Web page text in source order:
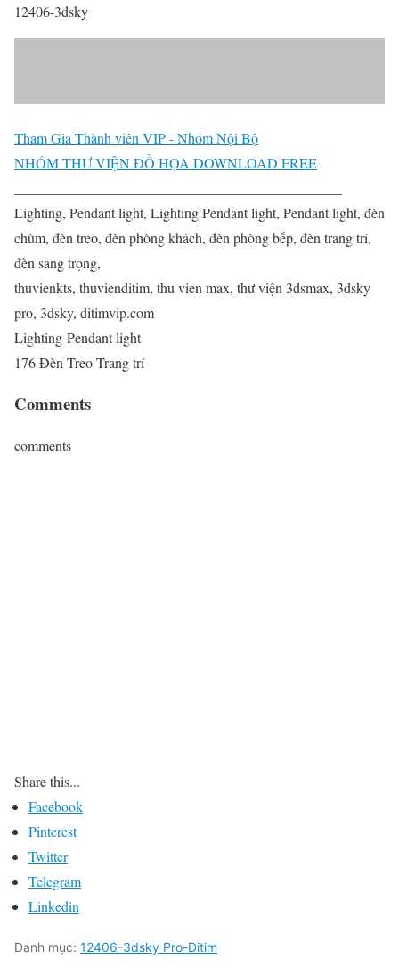
12406-3dsky
Tham Gia Thành viên VIP - Nhóm Nội Bộ
NHÓM THƯ VIỆN ĐỒ HỌA DOWNLOAD FREE
Lighting, Pendant light, Lighting Pendant light, Pendant light, đèn
chùm, đèn treo, đèn phòng khách, đèn phòng bếp, đèn trang trí,
đèn sang trọng,
thuvienkts, thuvienditim, thu vien max, thư viện 3dsmax, 3dsky
pro, 3dsky, ditimvip.com
Lighting-Pendant light
176 Đèn Treo Trang trí
Comments
comments
Share this...
Facebook
Pinterest
Twitter
Telegram
Linkedin
Danh mục: 12406-3dsky Pro-Ditim